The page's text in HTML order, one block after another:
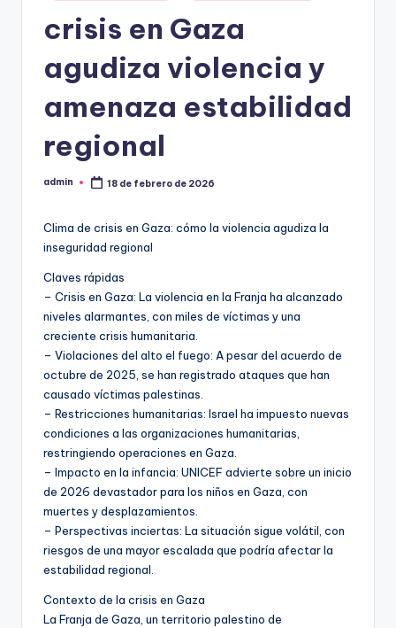
crisis en Gaza
agudiza violencia y
amenaza estabilidad
regional
Publicado
admin 18 de febrero de 2026
Clima de crisis en Gaza: cómo la violencia agudiza la
inseguridad regional
Claves rápidas
– Crisis en Gaza: La violencia en la Franja ha alcanzado
niveles alarmantes, con miles de víctimas y una
creciente crisis humanitaria.
– Violaciones del alto el fuego: A pesar del acuerdo de
octubre de 2025, se han registrado ataques que han
causado víctimas palestinas.
– Restricciones humanitarias: Israel ha impuesto nuevas
condiciones a las organizaciones humanitarias,
restringiendo operaciones en Gaza.
– Impacto en la infancia: UNICEF advierte sobre un inicio
de 2026 devastador para los niños en Gaza, con
muertes y desplazamientos.
– Perspectivas inciertas: La situación sigue volátil, con
riesgos de una mayor escalada que podría afectar la
estabilidad regional.
Contexto de la crisis en Gaza
La Franja de Gaza, un territorio palestino de